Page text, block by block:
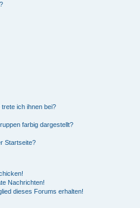
ich ihnen bei?
farbig dargestellt?
Startseite?
Nachrichten!
dieses Forums erhalten!